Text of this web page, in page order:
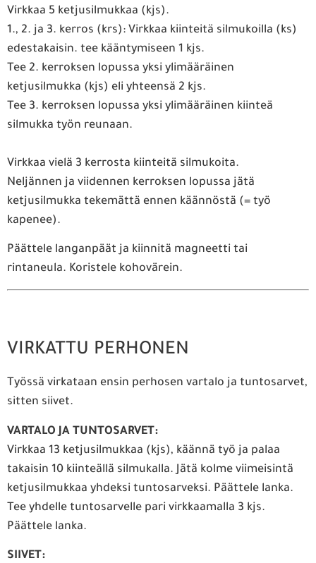
Virkkaa 5 ketjusilmukkaa (kjs).
1., 2. ja 3. kerros (krs): Virkkaa kiinteitä silmukoilla (ks)
edestakaisin. tee kääntymiseen 1 kjs.
Tee 2. kerroksen lopussa yksi ylimääräinen
ketjusilmukka (kjs) eli yhteensä 2 kjs.
Tee 3. kerroksen lopussa yksi ylimääräinen kiinteä
silmukka työn reunaan.
Virkkaa vielä 3 kerrosta kiinteitä silmukoita.
Neljännen ja viidennen kerroksen lopussa jätä
ketjusilmukka tekemättä ennen käännöstä (= työ
kapenee).
Päättele langanpäät ja kiinnitä magneetti tai
rintaneula. Koristele kohovärein.
VIRKATTU PERHONEN
Työssä virkataan ensin perhosen vartalo ja tuntosarvet,
sitten siivet.
VARTALO JA TUNTOSARVET:
Virkkaa 13 ketjusilmukkaa (kjs), käännä työ ja palaa
takaisin 10 kiinteällä silmukalla. Jätä kolme viimeisintä
ketjusilmukkaa yhdeksi tuntosarveksi. Päättele lanka.
Tee yhdelle tuntosarvelle pari virkkaamalla 3 kjs.
Päättele lanka.
SIIVET: